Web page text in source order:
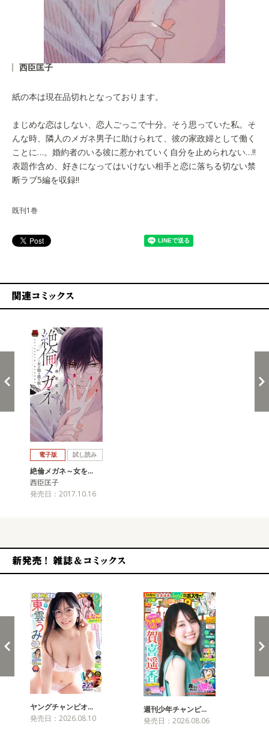
西臣匡子
紙の本は現在品切れとなっております。
まじめな恋はしない、恋人ごっこで十分。そう思っていた私。そ
んな時、隣人のメガネ男子に助けられて、彼の家政婦として働く
ことに…。婚約者のいる彼に惹かれていく自分を止められない…!!
表題作含め、好きになってはいけない相手と恋に落ちる切ない禁
断ラブ5編を収録!!
既刊1巻
電子版 試し読み
絶倫メガネ～女を…
西臣匡子
発売日：2017.10.16
ヤングチャンピオ…
発売日：2026.08.10
週刊少年チャンピ…
発売日：2026.08.06